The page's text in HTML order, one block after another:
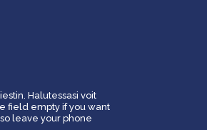
Halutessasi voit
field empty if you want
leave your phone